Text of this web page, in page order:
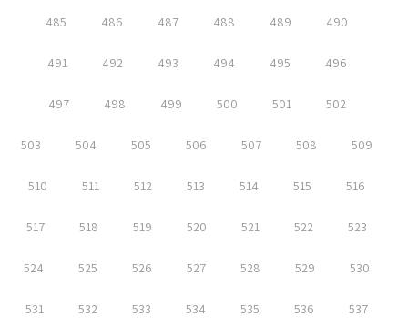
485 486 487 488 489 490
491 492 493 494 495 496
497 498 499 500 501 502
503 504 505 506 507 508 509
510 511 512 513 514 515 516
517 518 519 520 521 522 523
524 525 526 527 528 529 530
531 532 533 534 535 536 537